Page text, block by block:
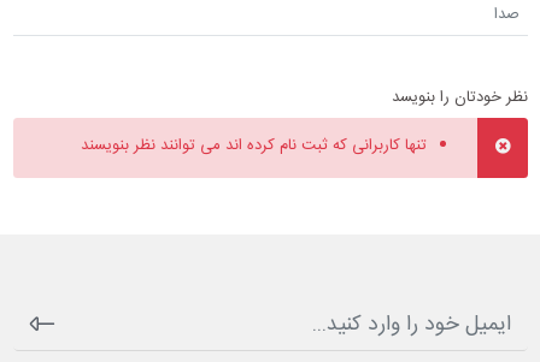
صدا
نظر خودتان را بنویسد
تنها کاربرانی که ثبت نام کرده اند می توانند نظر بنویسند